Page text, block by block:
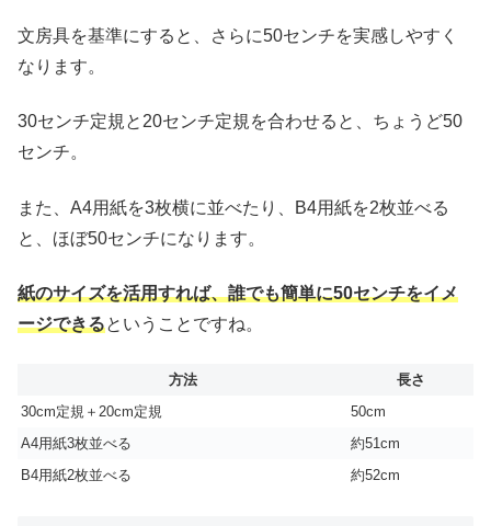
文房具を基準にすると、さらに50センチを実感しやすく
なります。
30センチ定規と20センチ定規を合わせると、ちょうど50
センチ。
また、A4用紙を3枚横に並べたり、B4用紙を2枚並べる
と、ほぼ50センチになります。
紙のサイズを活用すれば、誰でも簡単に50センチをイメ
ージできるということですね。
方法
長さ
30cm定規＋20cm定規
50cm
A4用紙3枚並べる
約51cm
B4用紙2枚並べる
約52cm